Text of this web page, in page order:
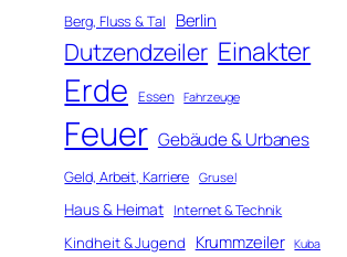
Berg, Fluss & Tal Berlin
Dutzendzeiler Einakter
Erde Essen Fahrzeuge
Feuer Gebäude & Urbanes
Geld, Arbeit, Karriere Grusel
Haus & Heimat Internet & Technik
Kindheit & Jugend Krummzeiler Kuba